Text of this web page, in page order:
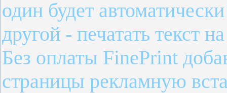
один будет
другой - печатать текст
Без оплаты FinePrint
страницы рекламную